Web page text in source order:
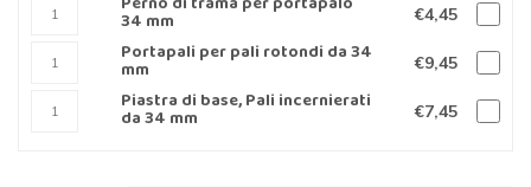
34 mm €4,45
Portapali per pali rotondi da 34
mm €9,45
Piastra di base, Pali incernierati
da 34 mm €7,45